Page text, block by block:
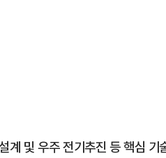
계 및 우주 전기추진 등 핵심